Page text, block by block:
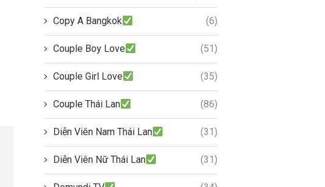
Copy A Bangkok (6)
Couple Boy Love (51)
Couple Girl Love (35)
Couple Thái Lan (86)
Diễn Viên Nam Thái Lan (31)
Diễn Viên Nữ Thái Lan (31)